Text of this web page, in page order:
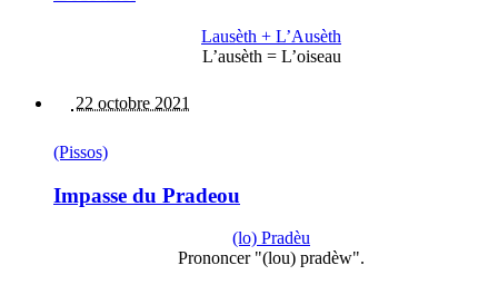
Lausèth + L’Ausèth
L’ausèth = L’oiseau
22 octobre 2021
(Pissos)
Impasse du Pradeou
(lo) Pradèu
Prononcer "(lou) pradèw".